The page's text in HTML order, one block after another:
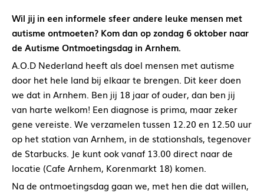
Wil jij in een informele sfeer andere leuke mensen met
autisme ontmoeten? Kom dan op zondag 6 oktober naar
de Autisme Ontmoetingsdag in Arnhem.
A.O.D Nederland heeft als doel mensen met autisme
door het hele land bij elkaar te brengen. Dit keer doen
we dat in Arnhem. Ben jij 18 jaar of ouder, dan ben jij
van harte welkom! Een diagnose is prima, maar zeker
gene vereiste. We verzamelen tussen 12.20 en 12.50 uur
op het station van Arnhem, in de stationshals, tegenover
de Starbucks. Je kunt ook vanaf 13.00 direct naar de
locatie (Cafe Arnhem, Korenmarkt 18) komen.
Na de ontmoetingsdag gaan we, met hen die dat willen,